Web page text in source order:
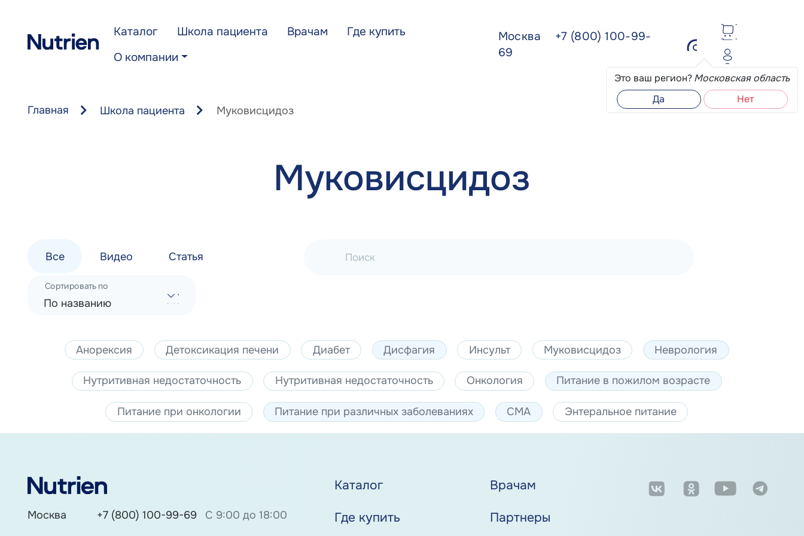
Каталог Школа пациента Врачам
Где купить
О компании
Москва
+7 (800) 100-99-
69
Это ваш регион?Московская область
Да
Нет
Главная Школа пациента Муковисцидоз
Муковисцидоз
Все Видео Статья Поиск
По названию
Сортировать по
Анорексия Детоксикация печени Диабет Дисфагия Инсульт Муковисцидоз Неврология
Нутритивная недостаточность Нутритивная недостаточность Онкология Питание в пожилом возрасте
Питание при онкологии Питание при различных заболеваниях СМА Энтеральное питание
Москва +7 (800) 100-99-69
С 9:00 до 18:00
Каталог Врачам
Где купить Партнеры